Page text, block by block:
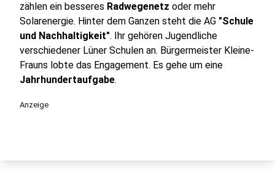
zählen ein besseres Radwegenetz oder mehr
Solarenergie. Hinter dem Ganzen steht die AG "Schule
und Nachhaltigkeit". Ihr gehören Jugendliche
verschiedener Lüner Schulen an. Bürgermeister Kleine-
Frauns lobte das Engagement. Es gehe um eine
Jahrhundertaufgabe.
Anzeige